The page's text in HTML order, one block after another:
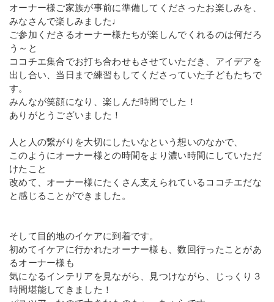
オーナー様ご家族が事前に準備してくださったお楽しみを、
みなさんで楽しみました♩
ご参加くださるオーナー様たちが楽しんでくれるのは何だろ
う～と
ココチエ集合でお打ち合わせもさせていただき、アイデアを
出し合い、当日まで練習もしてくださっていた子どもたちで
す。
みんなが笑顔になり、楽しんだ時間でした！
ありがとうございました！
人と人の繋がりを大切にしたいなという想いのなかで、
このようにオーナー様との時間をより濃い時間にしていただ
けたこと
改めて、オーナー様にたくさん支えられているココチエだな
と感じることができました。
そして目的地のイケアに到着です。
初めてイケアに行かれたオーナー様も、数回行ったことがあ
るオーナー様も
気になるインテリアを見ながら、見つけながら、じっくり３
時間堪能してきました！